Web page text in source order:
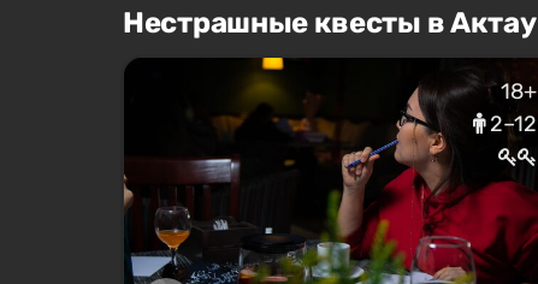
Нестрашные квесты в Актау
18+
2–12